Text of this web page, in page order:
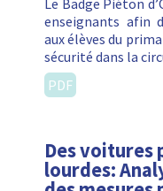
Le Badge Piéton
enseignants afin
aux élèves du
sécurité dans la
PDF
Des voitures
lourdes: